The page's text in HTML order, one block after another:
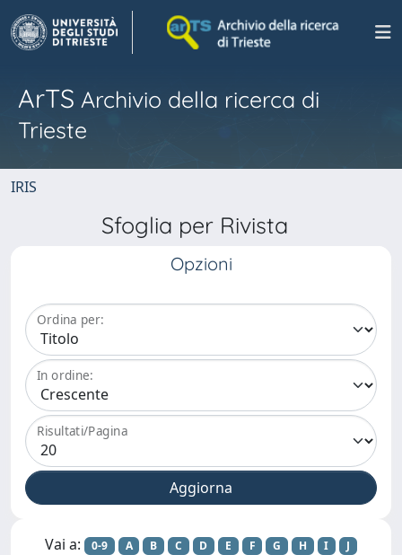
ArTS Archivio della ricerca di
Trieste
IRIS
Sfoglia per Rivista
Opzioni
Ordina per:
In ordine:
Risultati/Pagina
Vai a: 0-9 A B C D E F G H I
J